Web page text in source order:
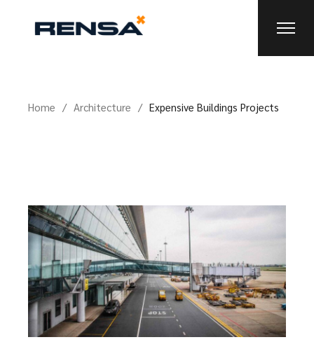
Home Architecture Expensive Buildings Projects